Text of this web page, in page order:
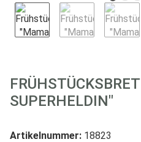
SUPERHELDIN"
Artikelnummer: 18823